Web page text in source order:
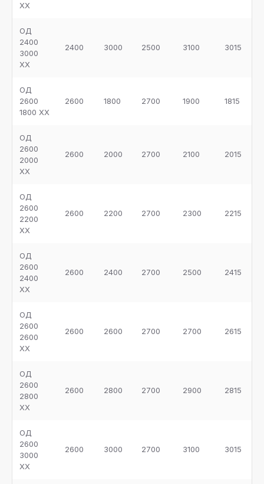
ХХ
ОД
2400
3000
ХХ
2400 3000 2500 3100 3015
ОД
2600
1800 ХХ
2600 1800 2700 1900 1815
ОД
2600
2000
ХХ
2600 2000 2700 2100 2015
ОД
2600
2200
ХХ
2600 2200 2700 2300 2215
ОД
2600
2400
ХХ
2600 2400 2700 2500 2415
ОД
2600
2600
ХХ
2600 2600 2700 2700 2615
ОД
2600
2800
ХХ
2600 2800 2700 2900 2815
ОД
2600
3000
ХХ
2600 3000 2700 3100 3015